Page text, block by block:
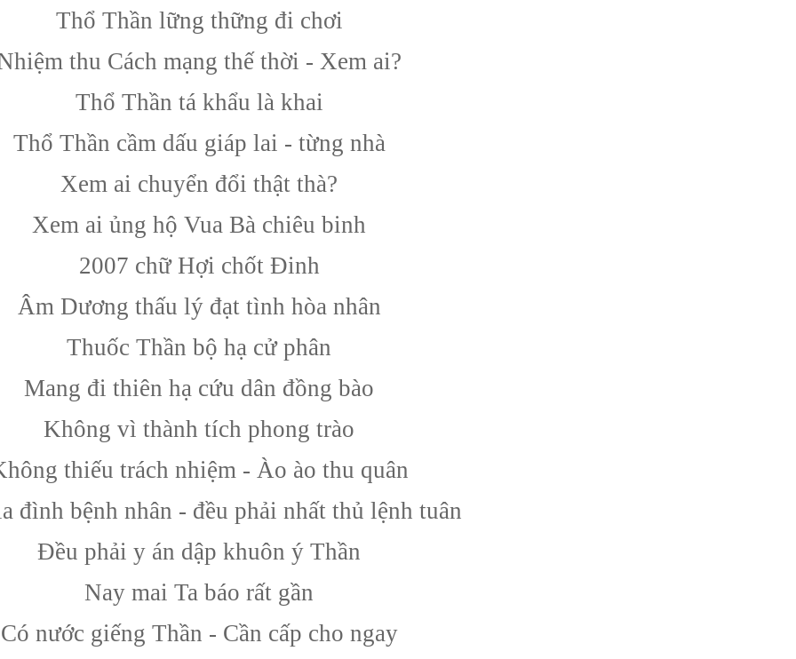
Thổ Thần lững thững đi chơi
thu Cách mạng thế thời - Xem ai?
Thổ Thần tá khẩu là khai
Thổ Thần cầm dấu giáp lai - từng nhà
Xem ai chuyển đổi thật thà?
Xem ai ủng hộ Vua Bà chiêu binh
2007 chữ Hợi chốt Đinh
Âm Dương thấu lý đạt tình hòa nhân
Thuốc Thần bộ hạ cử phân
Mang đi thiên hạ cứu dân đồng bào
Không vì thành tích phong trào
thiếu trách nhiệm - Ào ào thu quân
đình bệnh nhân - đều phải nhất thủ lệnh tuân
Đều phải y án dập khuôn ý Thần
Nay mai Ta báo rất gần
Có nước giếng Thần - Cần cấp cho ngay